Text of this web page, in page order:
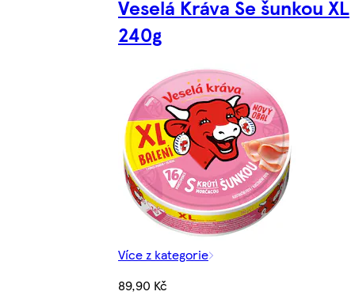
Veselá Kráva Se šunkou XL
240g
Více z kategorie
89,90 Kč